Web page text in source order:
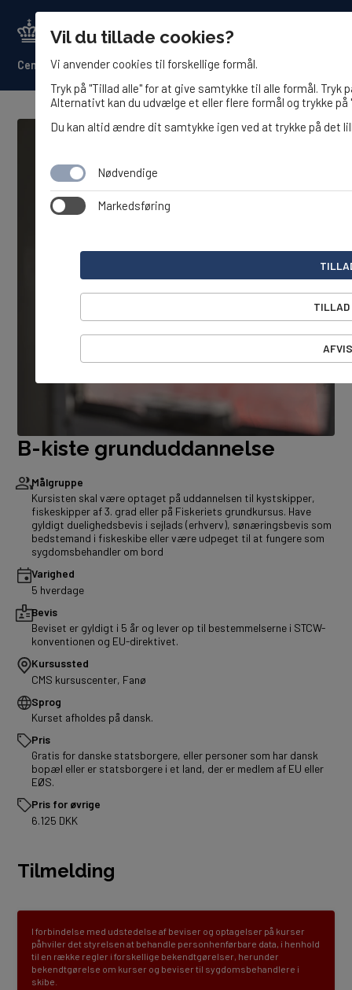
Center for det Maritime Sundhedsvæsen
B-kiste grunduddannelse
Målgruppe
Kursisten skal være optaget på uddannelsen til kystskipper,
fiskeskipper af 3. grad eller på Fiskeriets grundkursus. Have
gyldigt duelighedsbevis i sejlads (erhverv), sønæringsbevis som
bedstemand i fiskeskibe eller være udpeget til at fungere som
sygdomsbehandler om bord
Varighed
5 hverdage
Bevis
Beviset er gyldigt i 5 år og lever op til bestemmelserne i STCW-
konventionen og EU-direktivet.
Kursussted
CMS kursuscenter, Fanø
Sprog
Kurset afholdes på dansk.
Pris
Gratis for danske statsborgere, eller personer som har dansk
bopæl eller er statsborgere i et land, der er medlem af EU eller
EØS.
Pris for øvrige
6.125 DKK
Tilmelding
I forbindelse med udstedelse af beviser og optagelser på kurser
påhviler det styrelsen at behandle personhenførbare data, i henhold
til en række regler i forskellige bekendtgørelser, herunder
bekendtgørelse om kurser og beviser til sygdomsbehandlere i
skibe.
Vil du tillade cookies?
Vi anvender cookies til forskellige formål.
Tryk på "Tillad alle" for at give samtykke til alle formål. Tryk
Alternativt kan du udvælge et eller flere formål og trykke på
Du kan altid ændre dit samtykke igen ved at trykke på det
Nødvendige
Markedsføring
TILLAD